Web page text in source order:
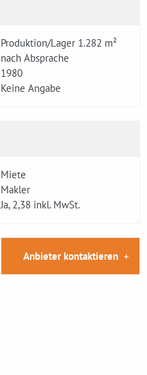
Produktion/Lager 1.282 m²
nach Absprache
1980
Keine Angabe
Miete
Makler
Ja, 2,38 inkl. MwSt.
Anbieter kontaktieren